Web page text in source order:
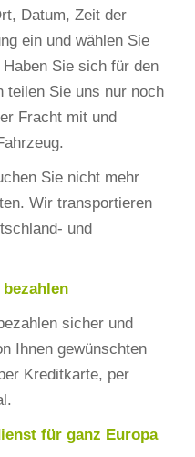
Datum, Zeit der
ein und wählen Sie
Sie sich für den
teilen Sie uns nur noch
Fracht mit und
Sie nicht mehr
Wir transportieren
und
sicher und
Ihnen gewünschten
Kreditkarte, per
für ganz Europa